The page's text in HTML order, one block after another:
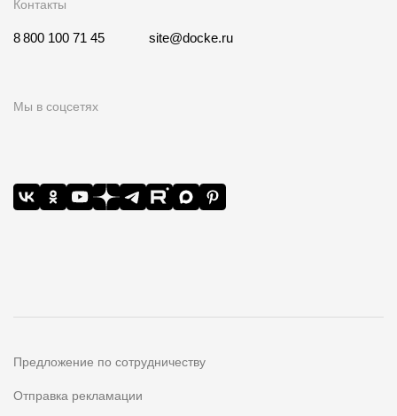
Контакты
8 800 100 71 45 site@docke.ru
Мы в соцсетях
Предложение по сотрудничеству
Отправка рекламации